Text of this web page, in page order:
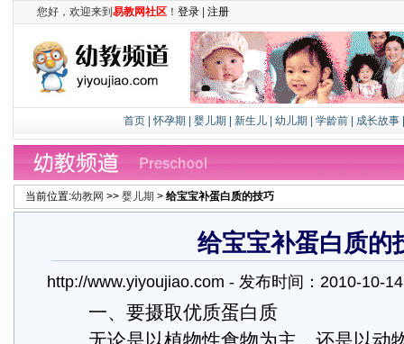
您好，欢迎来到 易教网社区 ！ 登录 注册
首页 |怀孕期 婴儿期 新生儿 幼儿期 学龄前 成长故事
当前位置:幼教网 >> 婴儿期 > 给宝宝补蛋白质的技巧
给宝宝补蛋白质的
http://www.yiyoujiao.com - 发布时间：2010-10-
一、要摄取优质蛋白质